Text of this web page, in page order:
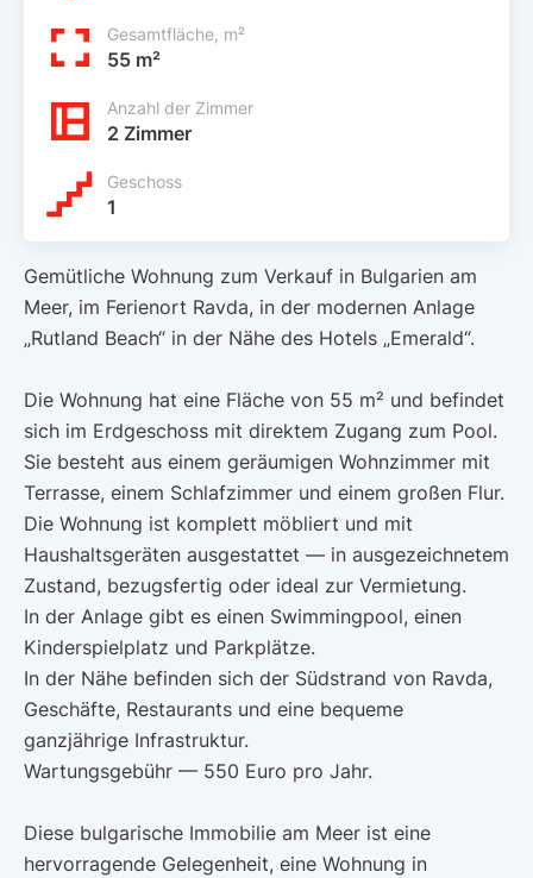
Gesamtfläche, m²
55 m²
Anzahl der Zimmer
2 Zimmer
Geschoss
1
Gemütliche Wohnung zum Verkauf in Bulgarien am
Meer, im Ferienort Ravda, in der modernen Anlage
„Rutland Beach“ in der Nähe des Hotels „Emerald“.
Die Wohnung hat eine Fläche von 55 m² und befindet
sich im Erdgeschoss mit direktem Zugang zum Pool.
Sie besteht aus einem geräumigen Wohnzimmer mit
Terrasse, einem Schlafzimmer und einem großen Flur.
Die Wohnung ist komplett möbliert und mit
Haushaltsgeräten ausgestattet — in ausgezeichnetem
Zustand, bezugsfertig oder ideal zur Vermietung.
In der Anlage gibt es einen Swimmingpool, einen
Kinderspielplatz und Parkplätze.
In der Nähe befinden sich der Südstrand von Ravda,
Geschäfte, Restaurants und eine bequeme
ganzjährige Infrastruktur.
Wartungsgebühr — 550 Euro pro Jahr.
Diese bulgarische Immobilie am Meer ist eine
hervorragende Gelegenheit, eine Wohnung in